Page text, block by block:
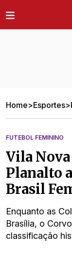
Home>Esportes>
FUTEBOL FEMININO
Vila
Planalto
Brasil
Enquanto as
Brasília, o
classificação